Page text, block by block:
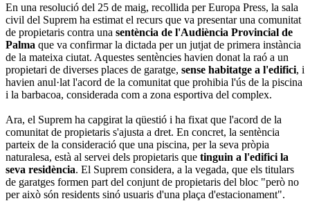
En una resolució del 25 de maig, recollida per Europa Press, la sala
civil del Suprem ha estimat el recurs que va presentar una comunitat
de propietaris contra una sentència de l'Audiència Provincial de
Palma que va confirmar la dictada per un jutjat de primera instància
de la mateixa ciutat. Aquestes sentències havien donat la raó a un
propietari de diverses places de garatge, sense habitatge a l'edifici, i
havien anul·lat l'acord de la comunitat que prohibia l'ús de la piscina
i la barbacoa, considerada com a zona esportiva del complex.
Ara, el Suprem ha capgirat la qüestió i ha fixat que l'acord de la
comunitat de propietaris s'ajusta a dret. En concret, la sentència
parteix de la consideració que una piscina, per la seva pròpia
naturalesa, està al servei dels propietaris que tinguin a l'edifici la
seva residència. El Suprem considera, a la vegada, que els titulars
de garatges formen part del conjunt de propietaris del bloc "però no
per això són residents sinó usuaris d'una plaça d'estacionament".